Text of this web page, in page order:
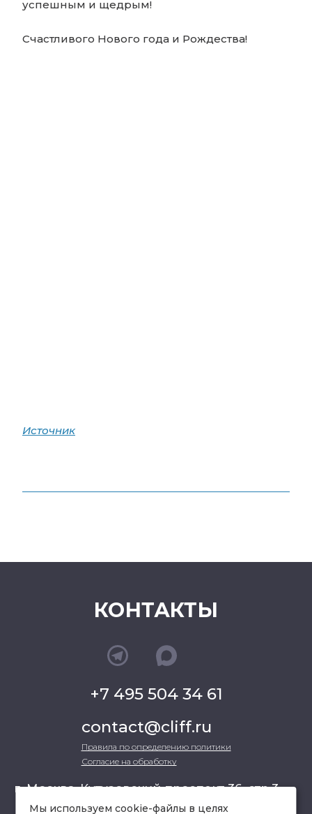
успешным и щедрым!
Счастливого Нового года и Рождества!
Источник
КОНТАКТЫ
+7 495 504 34 61
contact@cliff.ru
Правила по определению политики
Согласие на обработку
г. Москва, Кутузовский проспект 36, стр.3 ,
офис 301
Мы используем cookie-файлы в целях